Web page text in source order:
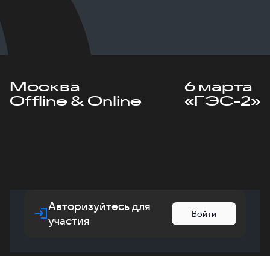
Москва
Offline & Online
6 марта
«ГЭС-2»
Авторизуйтесь для
участия
Войти